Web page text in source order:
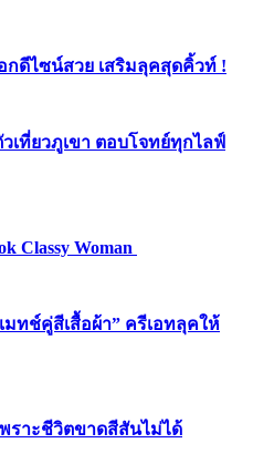
กดีไซน์สวย เสริมลุคสุดคิ้วท์ !
เที่ยวภูเขา ตอบโจทย์ทุกไลฟ์
Classy Woman
มทช์คู่สีเสื้อผ้า” ครีเอทลุคให้
พราะชีวิตขาดสีสันไม่ได้